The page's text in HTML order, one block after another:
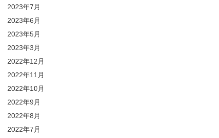
2023年7月
2023年6月
2023年5月
2023年3月
2022年12月
2022年11月
2022年10月
2022年9月
2022年8月
2022年7月